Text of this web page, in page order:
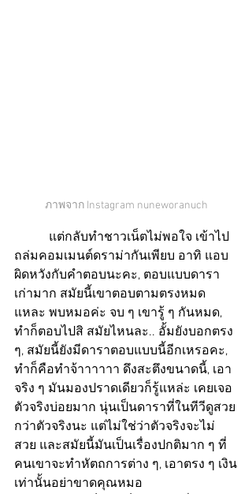
ภาพจาก Instagram nuneworanuch
แต่กลับทำชาวเน็ตไม่พอใจ เข้าไป
ถล่มคอมเมนต์ดราม่ากันเพียบ อาทิ แอบ
ผิดหวังกับคำตอบนะคะ, ตอบแบบดารา
เก่ามาก สมัยนี้เขาตอบตามตรงหมด
แหละ พบหมอค่ะ จบ ๆ เขารู้ ๆ กันหมด,
ทำก็ตอบไปสิ สมัยไหนละ.. อั้มยังบอกตรง
ๆ, สมัยนี้ยังมีดาราตอบแบบนี้อีกเหรอคะ,
ทำก็คือทำจ้าาาาาา ดึงสะตึงขนาดนี้, เอา
จริง ๆ มันมองปราดเดียวก็รู้แหล่ะ เคยเจอ
ตัวจริงบ่อยมาก นุ่นเป็นดาราที่ในทีวีดูสวย
กว่าตัวจริงนะ แต่ไม่ใช่ว่าตัวจริงจะไม่
สวย และสมัยนี้มันเป็นเรื่องปกติมาก ๆ ที่
คนเขาจะทำหัตถการต่าง ๆ, เอาตรง ๆ เงิน
เท่านั้นอย่าขาดคุณหมอ